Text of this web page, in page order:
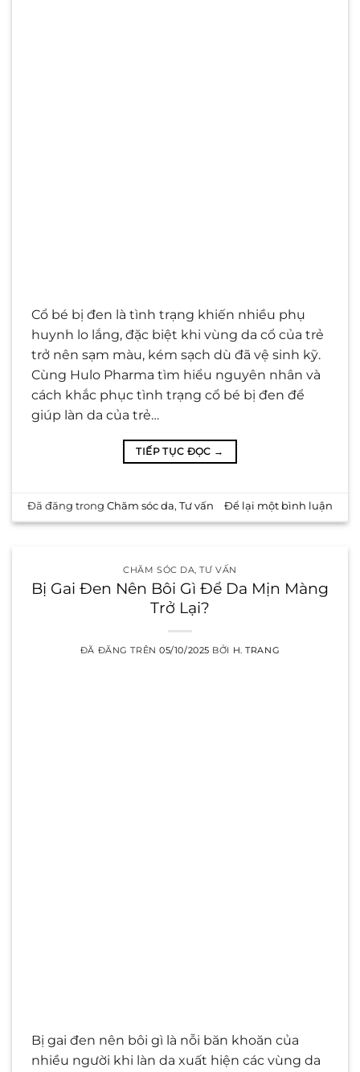
Cổ bé bị đen là tình trạng khiến nhiều phụ
huynh lo lắng, đặc biệt khi vùng da cổ của trẻ
trở nên sạm màu, kém sạch dù đã vệ sinh kỹ.
Cùng Hulo Pharma tìm hiểu nguyên nhân và
cách khắc phục tình trạng cổ bé bị đen để
giúp làn da của trẻ…
TIẾP TỤC ĐỌC →
Đã đăng trongChăm sóc da,Tư vấn Để lại một bình luận
CHĂM SÓC DA ,TƯ VẤN
Bị Gai Đen Nên Bôi Gì Để Da Mịn Màng
Trở Lại?
ĐÃ ĐĂNG TRÊN05/10/2025 BỞI H. TRANG
Bị gai đen nên bôi gì là nỗi băn khoăn của
nhiều người khi làn da xuất hiện các vùng da